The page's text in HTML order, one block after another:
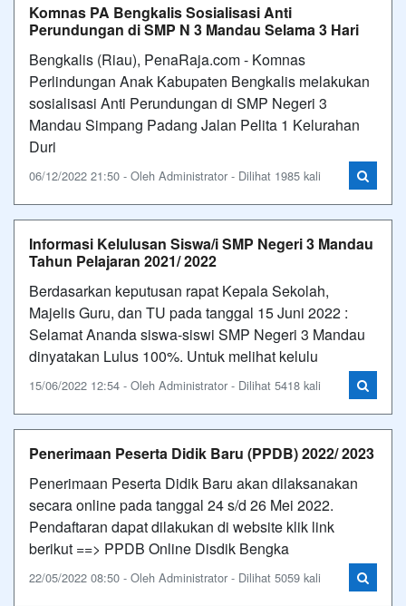
Komnas PA Bengkalis Sosialisasi Anti
Perundungan di SMP N 3 Mandau Selama 3 Hari
Bengkalis (Riau), PenaRaja.com - Komnas
Perlindungan Anak Kabupaten Bengkalis melakukan
sosialisasi Anti Perundungan di SMP Negeri 3
Mandau Simpang Padang Jalan Pelita 1 Kelurahan
Duri
06/12/2022 21:50 - Oleh Administrator - Dilihat 1985 kali
Informasi Kelulusan Siswa/i SMP Negeri 3 Mandau
Tahun Pelajaran 2021/ 2022
Berdasarkan keputusan rapat Kepala Sekolah,
Majelis Guru, dan TU pada tanggal 15 Juni 2022 :
Selamat Ananda siswa-siswi SMP Negeri 3 Mandau
dinyatakan Lulus 100%. Untuk melihat kelulu
15/06/2022 12:54 - Oleh Administrator - Dilihat 5418 kali
Penerimaan Peserta Didik Baru (PPDB) 2022/ 2023
Penerimaan Peserta Didik Baru akan dilaksanakan
secara online pada tanggal 24 s/d 26 Mei 2022.
Pendaftaran dapat dilakukan di website klik link
berikut ==> PPDB Online Disdik Bengka
22/05/2022 08:50 - Oleh Administrator - Dilihat 5059 kali